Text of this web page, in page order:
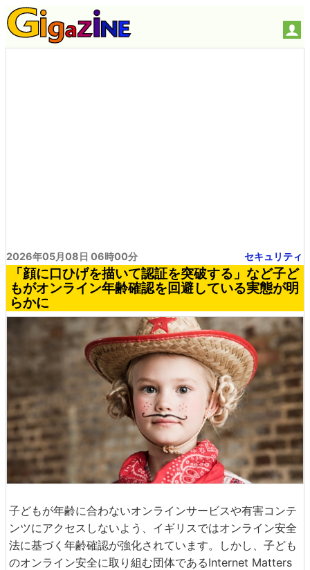
2026年05月08日 06時00分 セキュリティ
「顔に口ひげを描いて認証を突破する」など子ど
もがオンライン年齢確認を回避している実態が明
らかに
子どもが年齢に合わないオンラインサービスや有害コンテ
ンツにアクセスしないよう、イギリスではオンライン安全
法に基づく年齢確認が強化されています。しかし、子ども
のオンライン安全に取り組む団体であるInternet Matters